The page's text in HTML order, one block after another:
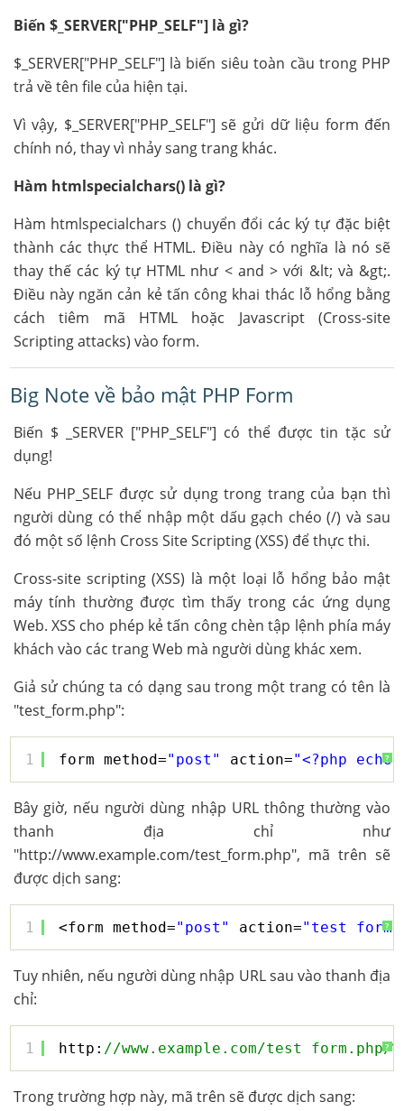
Biến $_SERVER["PHP_SELF"] là gì?
$_SERVER["PHP_SELF"] là biến siêu toàn cầu trong PHP
trả về tên file của hiện tại.
Vì vậy, $_SERVER["PHP_SELF"] sẽ gửi dữ liệu form đến
chính nó, thay vì nhảy sang trang khác.
Hàm htmlspecialchars() là gì?
Hàm htmlspecialchars () chuyển đổi các ký tự đặc biệt
thành các thực thể HTML. Điều này có nghĩa là nó sẽ
thay thế các ký tự HTML như < and > với &lt; và &gt;.
Điều này ngăn cản kẻ tấn công khai thác lỗ hổng bằng
cách tiêm mã HTML hoặc Javascript (Cross-site
Scripting attacks) vào form.
Big Note về bảo mật PHP Form
Biến $ _SERVER ["PHP_SELF"] có thể được tin tặc sử
dụng!
Nếu PHP_SELF được sử dụng trong trang của bạn thì
người dùng có thể nhập một dấu gạch chéo (/) và sau
đó một số lệnh Cross Site Scripting (XSS) để thực thi.
Cross-site scripting (XSS) là một loại lỗ hổng bảo mật
máy tính thường được tìm thấy trong các ứng dụng
Web. XSS cho phép kẻ tấn công chèn tập lệnh phía máy
khách vào các trang Web mà người dùng khác xem.
Giả sử chúng ta có dạng sau trong một trang có tên là
"test_form.php":
?
1 form method="post" action="<?php echo
Bây giờ, nếu người dùng nhập URL thông thường vào
thanh địa chỉ như
"http://www.example.com/test_form.php", mã trên sẽ
được dịch sang:
?
1 <form method="post" action=
Tuy nhiên, nếu người dùng nhập URL sau vào thanh địa
chỉ:
?
1 http: //www.example.com/test_form.php/
Trong trường hợp này, mã trên sẽ được dịch sang: